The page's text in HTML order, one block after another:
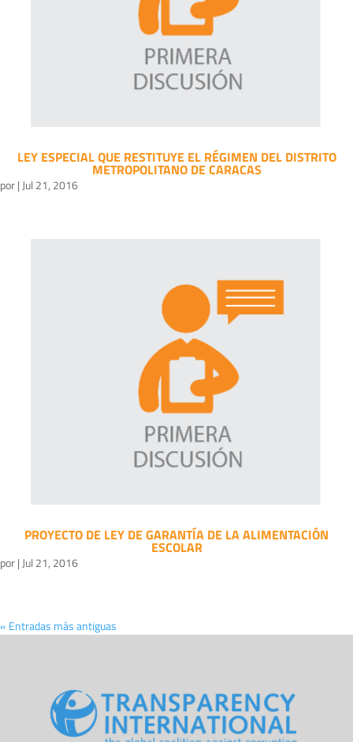
LEY ESPECIAL QUE RESTITUYE EL RÉGIMEN DEL DISTRITO
METROPOLITANO DE CARACAS
por|Jul 21, 2016
PROYECTO DE LEY DE GARANTÍA DE LA ALIMENTACIÓN
ESCOLAR
por|Jul 21, 2016
« Entradas más antiguas